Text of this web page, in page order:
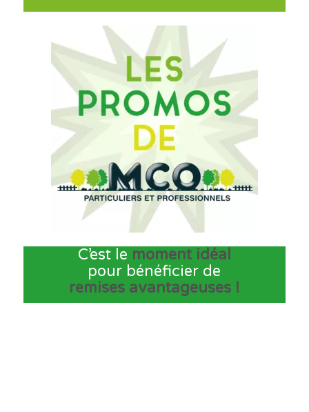
C’est le moment idéal
pour bénéficier de
remises avantageuses !